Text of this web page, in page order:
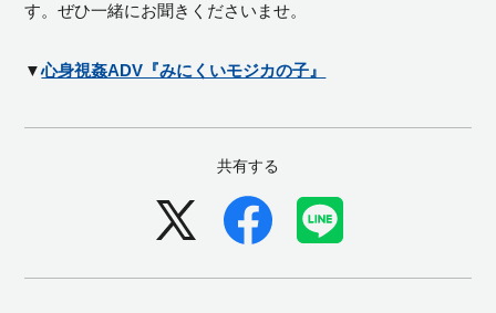
す。ぜひ一緒にお聞きくださいませ。
▼心身視姦ADV『みにくいモジカの子』
共有する